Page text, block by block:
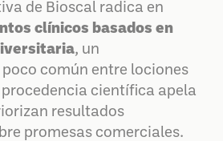
de Bioscal radica en
clínicos basados en
, un
común entre lociones
procedencia científica apela
resultados
promesas comerciales.